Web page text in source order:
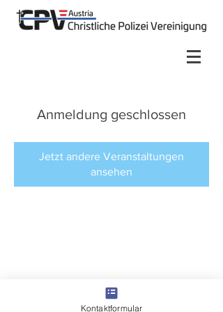
Anmeldung geschlossen
Jetzt andere Veranstaltungen
ansehen
Kontaktformular